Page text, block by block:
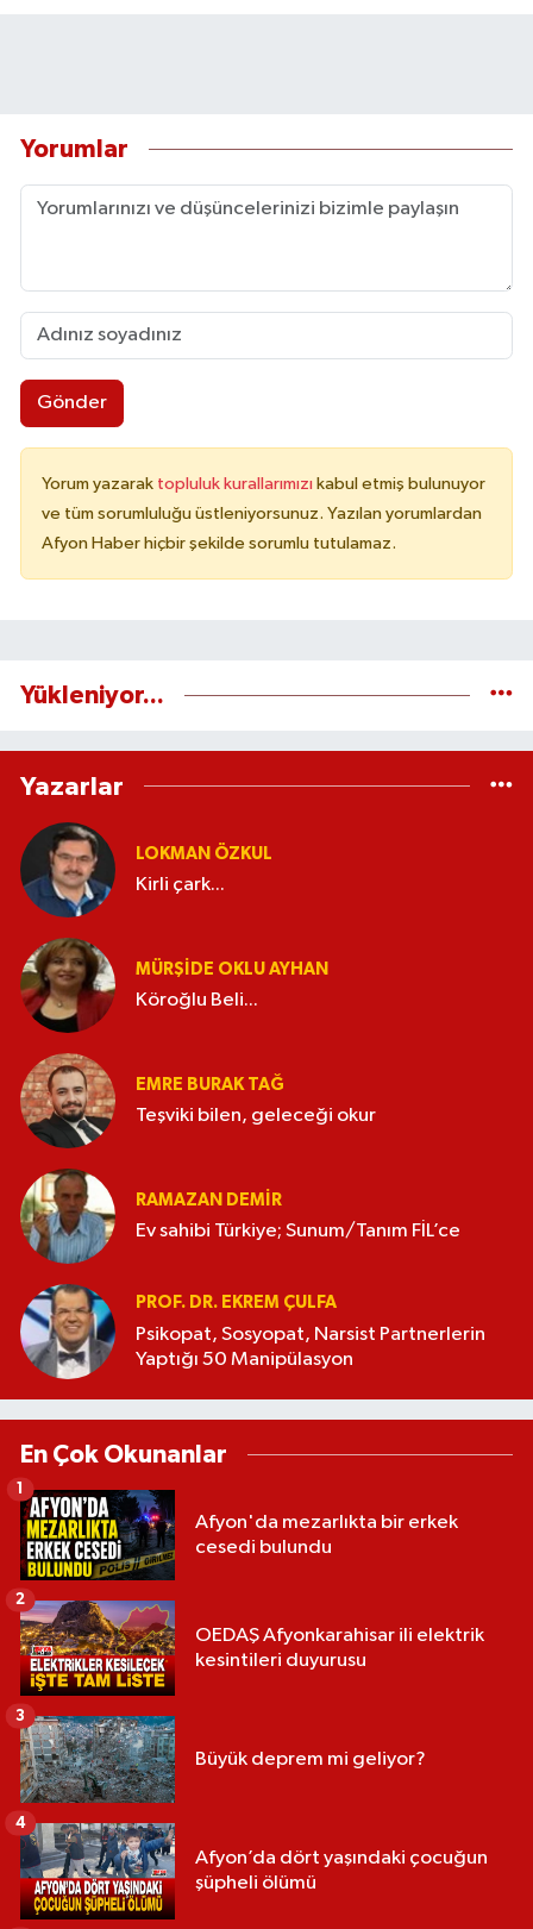
Yorumlar
Gönder
Yorum yazarak topluluk kurallarımızı kabul etmiş bulunuyor
ve tüm sorumluluğu üstleniyorsunuz. Yazılan yorumlardan
Afyon Haber hiçbir şekilde sorumlu tutulamaz.
Yükleniyor...
Yazarlar
LOKMAN ÖZKUL
Kirli çark...
MÜRŞIDE OKLU AYHAN
Köroğlu Beli...
EMRE BURAK TAĞ
Teşviki bilen, geleceği okur
RAMAZAN DEMİR
Ev sahibi Türkiye; Sunum/Tanım FİL’ce
PROF. DR. EKREM ÇULFA
Psikopat, Sosyopat, Narsist Partnerlerin
Yaptığı 50 Manipülasyon
En Çok Okunanlar
Afyon'da mezarlıkta bir erkek
cesedi bulundu
1
OEDAŞ Afyonkarahisar ili elektrik
kesintileri duyurusu
2
Büyük deprem mi geliyor?
3
Afyon’da dört yaşındaki çocuğun
şüpheli ölümü
4